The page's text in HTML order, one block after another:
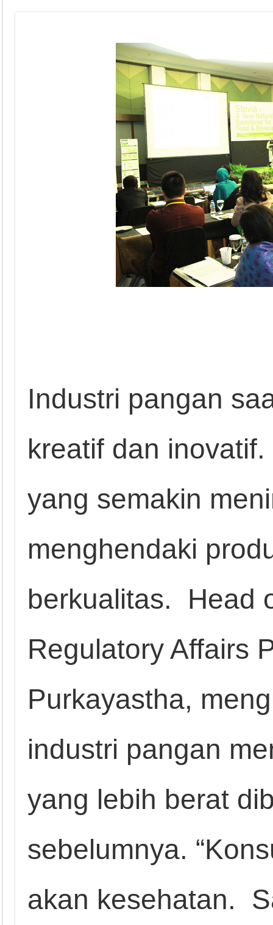
Industri pangan
kreatif dan
yang semakin
menghendaki
berkualitas. Head
Regulatory Affairs
Purkayastha,
industri pangan
yang lebih berat
sebelumnya.
akan kesehatan.